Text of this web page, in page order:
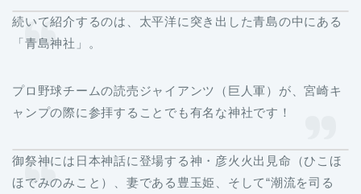
続いて紹介するのは、太平洋に突き出した青島の中にある
「青島神社」。
プロ野球チームの読売ジャイアンツ（巨人軍）が、宮崎キ
ャンプの際に参拝することでも有名な神社です！
御祭神には日本神話に登場する神・彦火火出見命（ひこほ
ほでみのみこと）、妻である豊玉姫、そして“潮流を司る